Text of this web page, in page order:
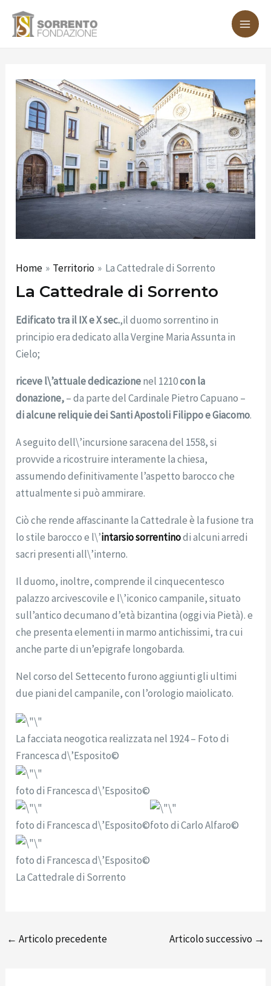
Home Territorio La Cattedrale di Sorrento
La Cattedrale di Sorrento
Edificato tra il IX e X sec.,il duomo sorrentino in
principio era dedicato alla Vergine Maria Assunta in
Cielo;
riceve l\’attuale dedicazionenel 1210con la
donazione,– da parte del Cardinale Pietro Capuano –
di alcune reliquie dei Santi Apostoli Filippo e Giacomo.
A seguito dell\’incursione saracena del 1558, si
provvide a ricostruire interamente la chiesa,
assumendo definitivamente l’aspetto barocco che
attualmente si può ammirare.
Ciò che rende affascinante la Cattedrale è la fusione tra
lo stile barocco e l\’intarsio sorrentinodi alcuni arredi
sacri presenti all\’interno.
Il duomo, inoltre, comprende il cinquecentesco
palazzo arcivescovile e l\’iconico campanile, situato
sull’antico decumano d’età bizantina (oggi via Pietà). e
che presenta elementi in marmo antichissimi, tra cui
anche parte di un’epigrafe longobarda.
Nel corso del Settecento furono aggiunti gli ultimi
due piani del campanile, con l’orologio maiolicato.
La facciata neogotica realizzata nel 1924 – Foto di
Francesca d\’Esposito©
foto di Francesca d\’Esposito©
foto di Francesca d\’Esposito©foto di Carlo Alfaro©
foto di Francesca d\’Esposito©
La Cattedrale di Sorrento
Navigazione
articoli
← Articolo precedente Articolo successivo →